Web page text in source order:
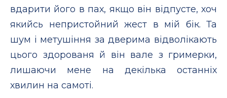
вдарити його в пах, якщо він відпусте, хоч
якийсь непристойний жест в мій бік. Та
шум і метушіння за дверима відволікають
цього здорованя й він вале з гримерки,
лишаючи мене на декілька останніх
хвилин на самоті.